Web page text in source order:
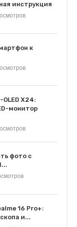
инструкция
к
OLED X24:
монитор
фото с
16 Pro+:
и...